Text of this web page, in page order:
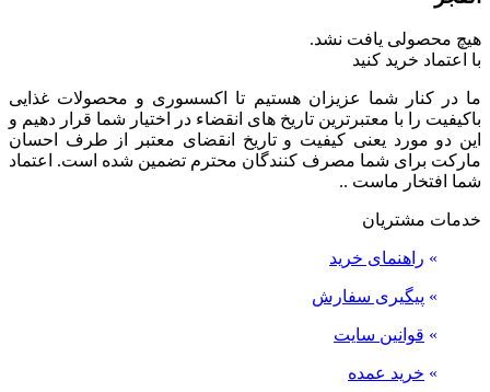
هیچ محصولی یافت نشد.
با اعتماد خرید کنید
ما در کنار شما عزیزان هستیم تا اکسسوری و محصولات غذایی
باکیفیت را با معتبرترین تاریخ های انقضاء در اختیار شما قرار دهیم و
این دو مورد یعنی کیفیت و تاریخ انقضای معتبر از طرف احسان
مارکت برای شما مصرف کنندگان محترم تضمین شده است. اعتماد
شما افتخار ماست ..
خدمات مشتریان
» راهنمای خرید
» پیگیری سفارش
» قوانین سایت
» خرید عمده